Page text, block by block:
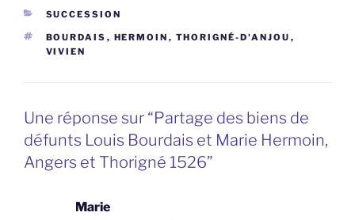
CATÉGORIES
SUCCESSION
ÉTIQUETTES
BOURDAIS , HERMOIN , THORIGNÉ-D'ANJOU ,
VIVIEN
Une réponse sur “Partage des biens de
défunts Louis Bourdais et Marie Hermoin,
Angers et Thorigné 1526”
Marie